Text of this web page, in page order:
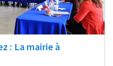
: La mairie à